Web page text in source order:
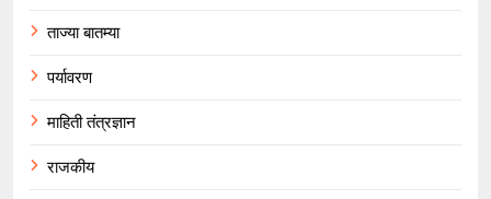
ताज्या बातम्या
पर्यावरण
माहिती तंत्रज्ञान
राजकीय